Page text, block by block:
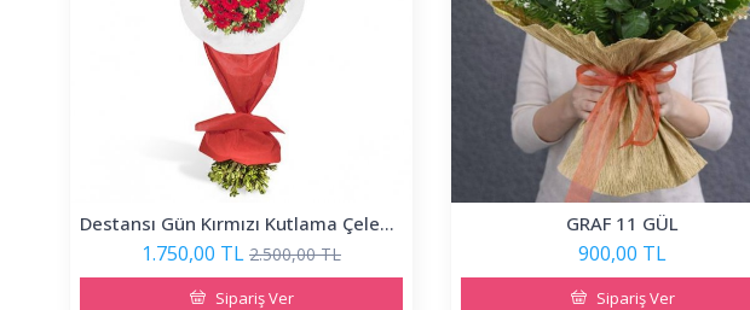
Destansı Gün Kırmızı Kutlama Çelengi
1.750,00 TL 2.500,00 TL
Sipariş Ver
GRAF 11 GÜL
900,00 TL
Sipariş Ver